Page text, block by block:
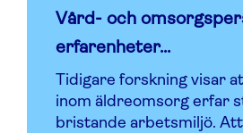
Vård- och
erfarenheter...
Tidigare forskning visar
inom äldreomsorg erfar
bristande arbetsmiljö.